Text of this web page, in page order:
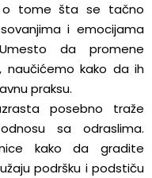
o tomešta se tačno
i emocijama
da promene
naučićemo kako da ih
praksu.
posebno traže
sa odraslima.
kako da gradite
podršku i podstiču